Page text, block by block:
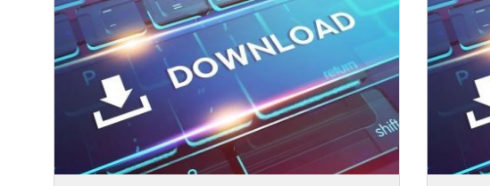
Virtual Wind Tunnel
ElectroFlo
製造模擬分析
Inspire Print3D
Inspire Extrude
Inspire Form
數據處理與嵌入式
Embed
Evolve
Compose
CAE｜機械產業
變壓器之CFD散熱效能分析
應用於高壓大功率電力轉換器之磁性元
件設計分析
CAE｜車輛與航太
火箭整流罩鎖固方式
化
電池包多物理場CAE分
【2026.1】Inspire Motion：設計師
與分析師的統一工作流程
【2026.1】Explicit Solver 與安全工
具全面升級
HyperWorks 最新版 / 所有版次【硬
體規格需求】
Read More...
專題課程 多學科CAE分析